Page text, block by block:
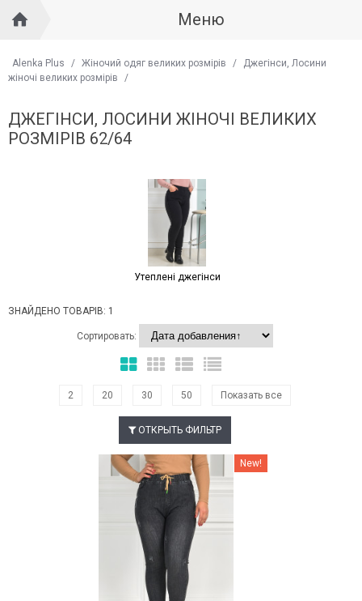
Меню
Alenka Plus / Жіночий одяг великих розмірів /
Джегінси, Лосини
жіночі великих розмірів
/
ДЖЕГІНСИ, ЛОСИНИ ЖІНОЧІ ВЕЛИКИХ
РОЗМІРІВ 62/64
Утеплені джегінси
ЗНАЙДЕНО ТОВАРІВ: 1
Сортировать:
2 20 30 50 Показать все
ОТКРЫТЬ ФИЛЬТР
Наклейки Варіант з % New!